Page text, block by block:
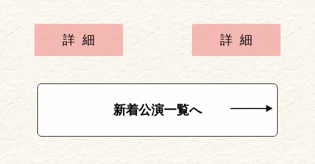
詳細 詳細
新着公演一覧へ